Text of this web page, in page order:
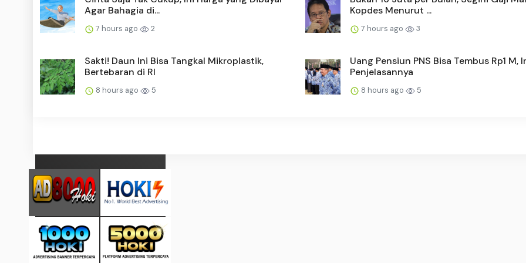
Agar Bahagia di...
7 hours ago 2
Kopdes Menurut ...
7 hours ago 3
Sakti! Daun Ini Bisa Tangkal Mikroplastik,
Bertebaran di RI
8 hours ago 5
Uang Pensiun PNS Bisa Tembus Rp1 M,
Penjelasannya
8 hours ago 5